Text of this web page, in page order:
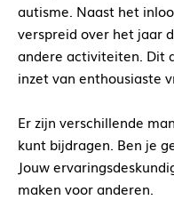
autisme. Naast het
verspreid over het jaar
andere activiteiten. Dit
inzet van enthousiaste
Er zijn verschillende
kunt bijdragen. Ben je
Jouw
maken voor anderen.